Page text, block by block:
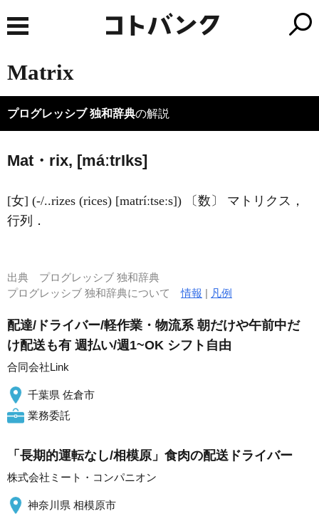
Matrix
プログレッシブ 独和辞典の解説
Mat・rix, [máːtrIks]
[女] (-/..rizes (rices) [matríːtseːs]) 〔数〕 マトリクス，
行列．
出典 プログレッシブ 独和辞典
プログレッシブ 独和辞典について情報 | 凡例
配達/ドライバー/軽作業・物流系 朝だけや午前中だ
け配送も有 週払い/週1~OK シフト自由
合同会社Link
千葉県 佐倉市
業務委託
「長期的運転なし/相模原」食肉の配送ドライバー
株式会社ミート・コンパニオン
神奈川県 相模原市